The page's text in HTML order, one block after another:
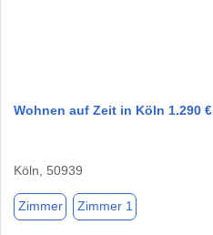
Wohnen auf Zeit in Köln 1.290 €
Köln, 50939
Zimmer Zimmer 1